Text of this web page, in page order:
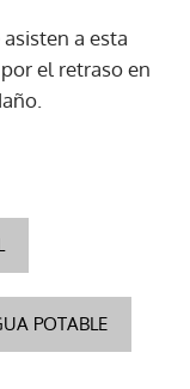
a esta
el retraso en
POTABLE